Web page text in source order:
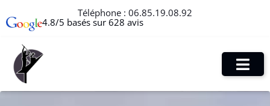
Téléphone : 06.85.19.08.92
4.8/5 basés sur 628 avis